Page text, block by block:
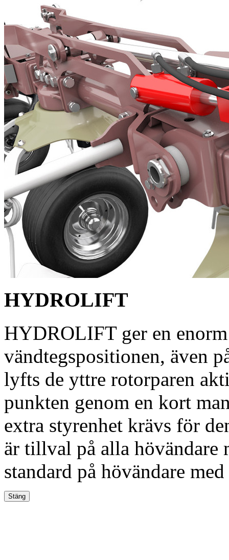
HYDROLIFT
HYDROLIFT ger en
vändtegspositionen, även
lyfts de yttre rotorparen
punkten genom en kort
extra styrenhet krävs för
är tillval på alla hövändare
standard på hövändare
Stäng